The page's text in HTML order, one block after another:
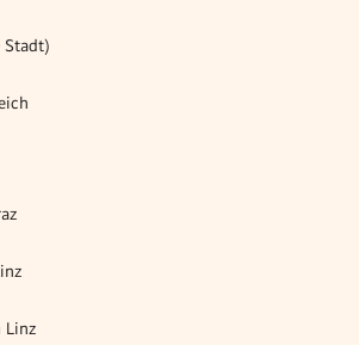
Stadt)
Linz